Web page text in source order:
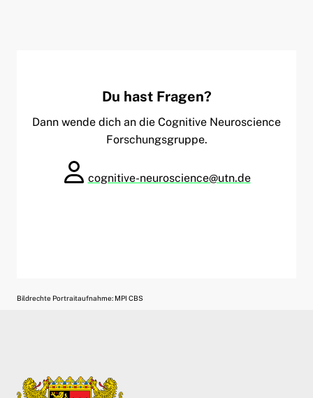
Du hast Fragen?
Dann wende dich an die Cognitive Neuroscience
Forschungsgruppe.
cognitive-neuroscience@utn.de
Bildrechte Portraitaufnahme: MPI CBS